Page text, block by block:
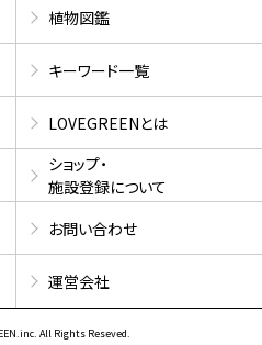
植物図鑑
キーワード一覧
LOVEGREENとは
ショップ・
施設登録について
お問い合わせ
運営会社
All Rights Reseved.